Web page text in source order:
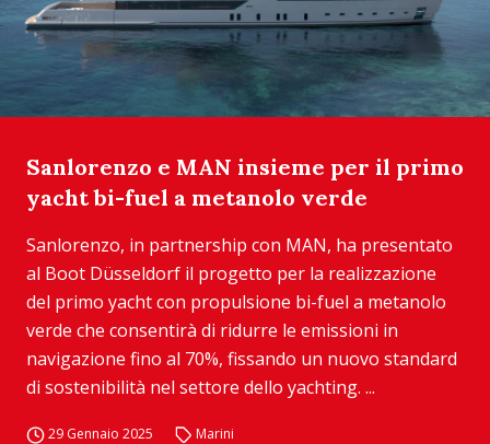
Sanlorenzo e MAN insieme per il primo
yacht bi-fuel a metanolo verde
Sanlorenzo, in partnership con MAN, ha presentato
al Boot Düsseldorf il progetto per la realizzazione
del primo yacht con propulsione bi-fuel a metanolo
verde che consentirà di ridurre le emissioni in
navigazione fino al 70%, fissando un nuovo standard
di sostenibilità nel settore dello yachting. ...
29 Gennaio 2025 Marini